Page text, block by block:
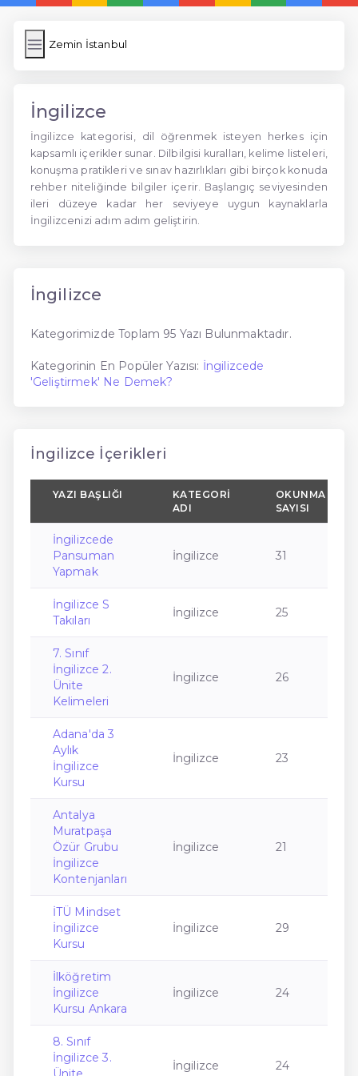
Zemin İstanbul
İngilizce
İngilizce kategorisi, dil öğrenmek isteyen herkes için
kapsamlı içerikler sunar. Dilbilgisi kuralları, kelime listeleri,
konuşma pratikleri ve sınav hazırlıkları gibi birçok konuda
rehber niteliğinde bilgiler içerir. Başlangıç seviyesinden
ileri düzeye kadar her seviyeye uygun kaynaklarla
İngilizcenizi adım adım geliştirin.
İngilizce
Kategorimizde Toplam 95 Yazı Bulunmaktadır.
Kategorinin En Popüler Yazısı: İngilizcede
'Geliştirmek' Ne Demek?
İngilizce İçerikleri
YAZI BAŞLIĞI
KATEGORI
ADI
OKUNMA
SAYISI
İngilizcede
Pansuman
Yapmak
İngilizce 31
İngilizce S
Takıları
İngilizce 25
7. Sınıf
İngilizce 2.
Ünite
Kelimeleri
İngilizce 26
Adana'da 3
Aylık
İngilizce
Kursu
İngilizce 23
Antalya
Muratpaşa
Özür Grubu
İngilizce
Kontenjanları
İngilizce 21
İTÜ Mindset
İngilizce
Kursu
İngilizce 29
İlköğretim
İngilizce
Kursu Ankara
İngilizce 24
8. Sınıf
İngilizce 3.
İngilizce 24